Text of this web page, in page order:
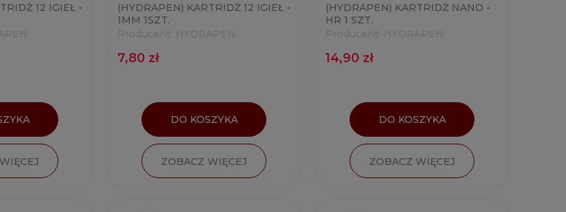
12 IGIEŁ -
(HYDRAPEN) KARTRIDŻ 12 IGIEŁ -
1MM 1SZT.
7,80 zł
DO KOSZYKA
ZOBACZ WIĘCEJ
(HYDRAPEN) KARTRIDŻ NANO -
HR 1 SZT.
14,90 zł
DO KOSZYKA
ZOBACZ WIĘCEJ